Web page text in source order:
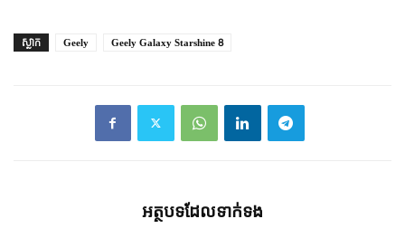
ស្លាក Geely Geely Galaxy Starshine 8
អត្ថបទ​ដែល​ទាក់ទង